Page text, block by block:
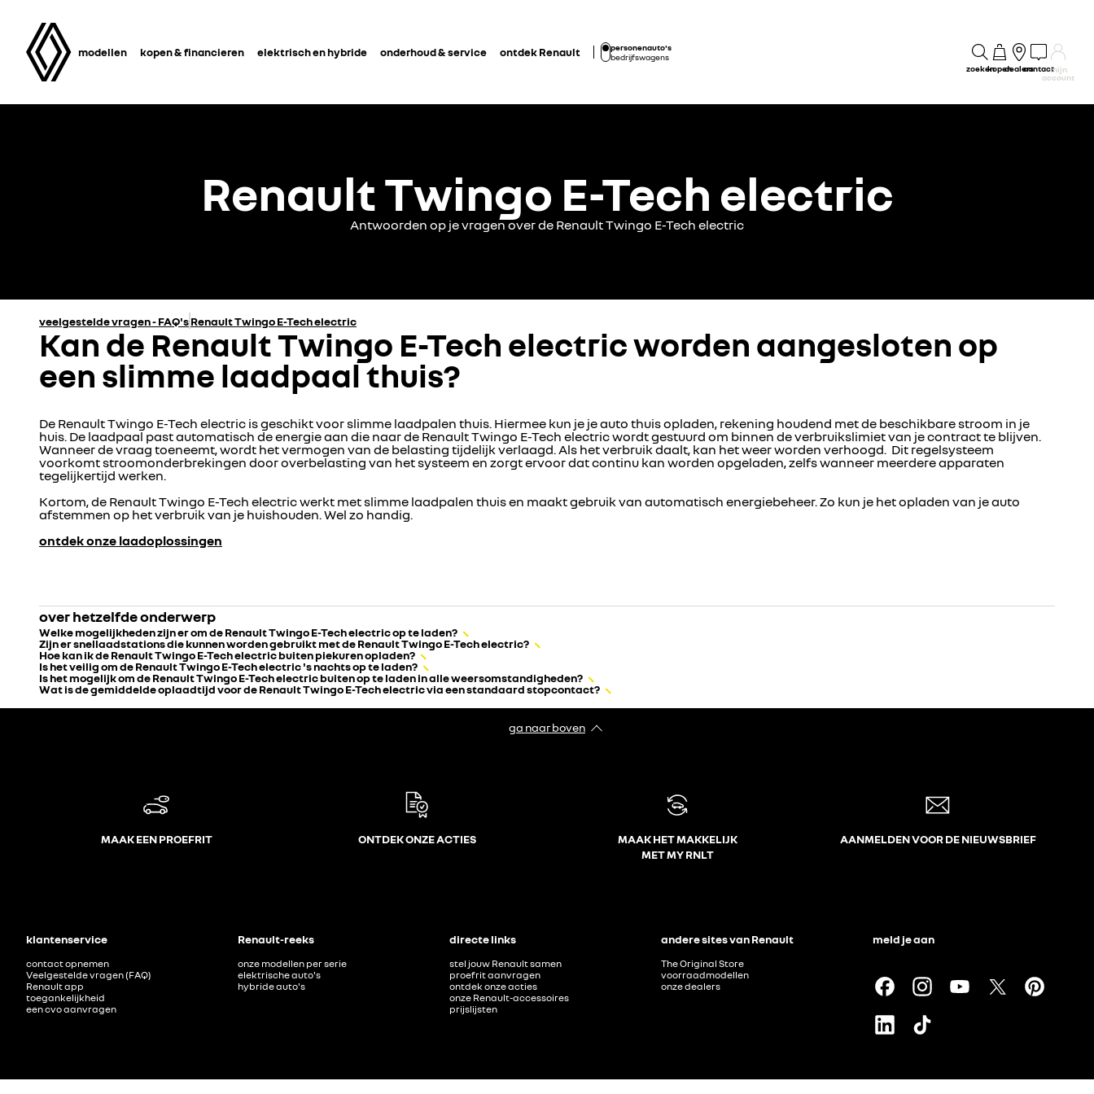
modellen kopen & financieren elektrisch en hybride onderhoud & service ontdek Renault
personenauto's
bedrijfswagens
zoekenkopendealerscontactmijn
account
Renault Twingo E-Tech electric
Antwoorden op je vragen over de Renault Twingo E-Tech electric
veelgestelde vragen - FAQ'sRenault Twingo E-Tech electric
Kan de Renault Twingo E-Tech electric worden aangesloten op
een slimme laadpaal thuis?
De Renault Twingo E-Tech electric is geschikt voor slimme laadpalen thuis. Hiermee kun je je auto thuis opladen, rekening houdend met de beschikbare stroom in je
huis. De laadpaal past automatisch de energie aan die naar de Renault Twingo E-Tech electric wordt gestuurd om binnen de verbruikslimiet van je contract te blijven.
Wanneer de vraag toeneemt, wordt het vermogen van de belasting tijdelijk verlaagd. Als het verbruik daalt, kan het weer worden verhoogd. Dit regelsysteem
voorkomt stroomonderbrekingen door overbelasting van het systeem en zorgt ervoor dat continu kan worden opgeladen, zelfs wanneer meerdere apparaten
tegelijkertijd werken.
Kortom, de Renault Twingo E-Tech electric werkt met slimme laadpalen thuis en maakt gebruik van automatisch energiebeheer. Zo kun je het opladen van je auto
afstemmen op het verbruik van je huishouden. Wel zo handig.
ontdek onze laadoplossingen
over hetzelfde onderwerp
Welke mogelijkheden zijn er om de Renault Twingo E-Tech electric op te laden?
Zijn er snellaadstations die kunnen worden gebruikt met de Renault Twingo E-Tech electric?
Hoe kan ik de Renault Twingo E-Tech electric buiten piekuren opladen?
Is het veilig om de Renault Twingo E-Tech electric 's nachts op te laden?
Is het mogelijk om de Renault Twingo E-Tech electric buiten op te laden in alle weersomstandigheden?
Wat is de gemiddelde oplaadtijd voor de Renault Twingo E-Tech electric via een standaard stopcontact?
ga naar boven
MAAK EEN PROEFRIT ONTDEK ONZE ACTIES
MAAK HET MAKKELIJK
MET MY RNLT
AANMELDEN VOOR DE NIEUWSBRIEF
klantenservice
contact opnemen
Veelgestelde vragen (FAQ)
Renault app
toegankelijkheid
een cvo aanvragen
Renault-reeks
onze modellen per serie
elektrische auto's
hybride auto's
directe links
stel jouw Renault samen
proefrit aanvragen
ontdek onze acties
onze Renault-accessoires
prijslijsten
andere sites van Renault
The Original Store
voorraadmodellen
onze dealers
meld je aan